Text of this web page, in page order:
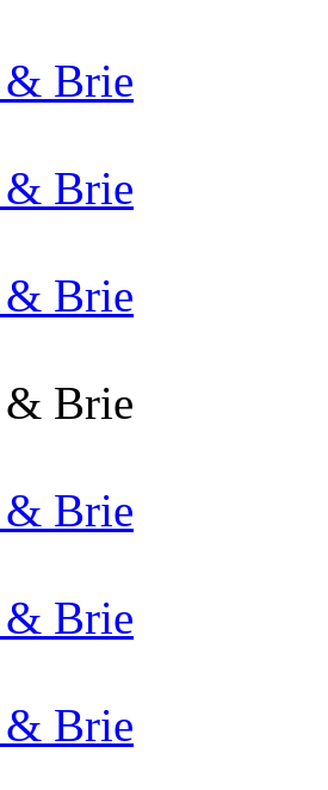
Brie
Brie
Brie
Brie
Brie
Brie
Brie